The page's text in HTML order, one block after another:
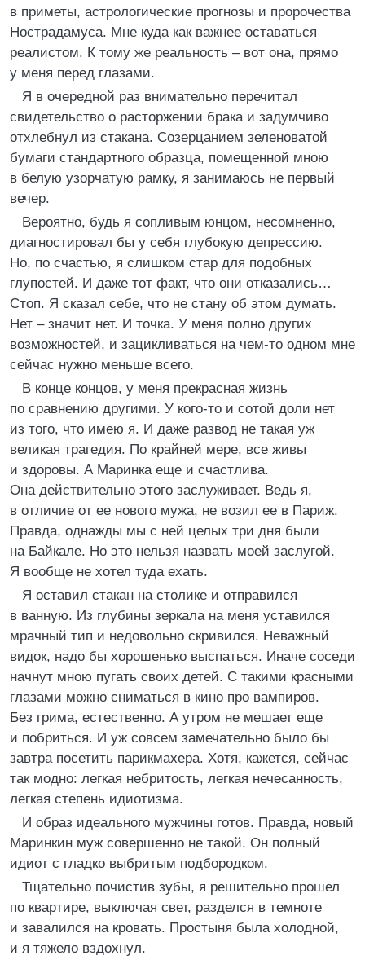
в приметы, астрологические прогнозы и пророчества
Нострадамуса. Мне куда как важнее оставаться
реалистом. К тому же реальность – вот она, прямо
у меня перед глазами.
Я в очередной раз внимательно перечитал
свидетельство о расторжении брака и задумчиво
отхлебнул из стакана. Созерцанием зеленоватой
бумаги стандартного образца, помещенной мною
в белую узорчатую рамку, я занимаюсь не первый
вечер.
Вероятно, будь я сопливым юнцом, несомненно,
диагностировал бы у себя глубокую депрессию.
Но, по счастью, я слишком стар для подобных
глупостей. И даже тот факт, что они отказались…
Стоп. Я сказал себе, что не стану об этом думать.
Нет – значит нет. И точка. У меня полно других
возможностей, и зацикливаться на чем-то одном мне
сейчас нужно меньше всего.
В конце концов, у меня прекрасная жизнь
по сравнению другими. У кого-то и сотой доли нет
из того, что имею я. И даже развод не такая уж
великая трагедия. По крайней мере, все живы
и здоровы. А Маринка еще и счастлива.
Она действительно этого заслуживает. Ведь я,
в отличие от ее нового мужа, не возил ее в Париж.
Правда, однажды мы с ней целых три дня были
на Байкале. Но это нельзя назвать моей заслугой.
Я вообще не хотел туда ехать.
Я оставил стакан на столике и отправился
в ванную. Из глубины зеркала на меня уставился
мрачный тип и недовольно скривился. Неважный
видок, надо бы хорошенько выспаться. Иначе соседи
начнут мною пугать своих детей. С такими красными
глазами можно сниматься в кино про вампиров.
Без грима, естественно. А утром не мешает еще
и побриться. И уж совсем замечательно было бы
завтра посетить парикмахера. Хотя, кажется, сейчас
так модно: легкая небритость, легкая нечесанность,
легкая степень идиотизма.
И образ идеального мужчины готов. Правда, новый
Маринкин муж совершенно не такой. Он полный
идиот с гладко выбритым подбородком.
Тщательно почистив зубы, я решительно прошел
по квартире, выключая свет, разделся в темноте
и завалился на кровать. Простыня была холодной,
и я тяжело вздохнул.